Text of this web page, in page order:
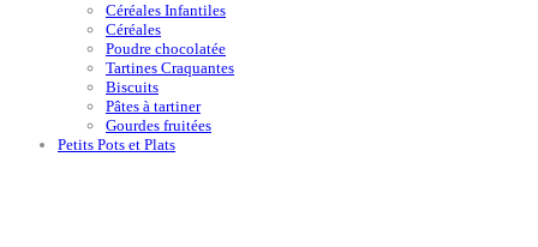
Céréales Infantiles
Céréales
Poudre chocolatée
Tartines Craquantes
Biscuits
Pâtes à tartiner
Gourdes fruitées
Petits Pots et Plats